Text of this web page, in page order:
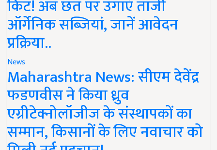
किट! अब छत पर उगाएं ताजी
ऑर्गेनिक सब्जियां, जानें आवेदन
प्रक्रिया..
News
Maharashtra News: सीएम देवेंद्र
फडणवीस ने किया ध्रुव
एग्रीटेक्नोलॉजीज के संस्थापकों का
सम्मान, किसानों के लिए नवाचार को